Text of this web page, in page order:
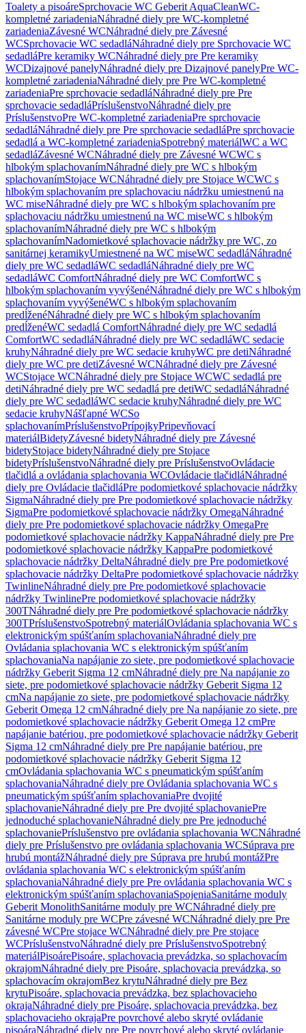
Toalety a pisoáreSprchovacie WC Geberit AquaCleanWC-
kompletné zariadeniaNáhradné diely pre WC-kompletné
zariadeniaZávesné WCNáhradné diely pre Závesné
WCSprchovacie WC sedadláNáhradné diely pre Sprchovacie WC
sedadláPre keramiky WCNáhradné diely pre Pre keramiky
WCDizajnové panelyNáhradné diely pre Dizajnové panelyPre WC-
kompletné zariadeniaNáhradné diely pre Pre WC-kompletné
zariadeniaPre sprchovacie sedadláNáhradné diely pre Pre
sprchovacie sedadláPríslušenstvoNáhradné diely pre
PríslušenstvoPre WC-kompletné zariadeniaPre sprchovacie
sedadláNáhradné diely pre Pre sprchovacie sedadláPre sprchovacie
sedadlá a WC-kompletné zariadeniaSpotrebný materiálWC a WC
sedadláZávesné WCNáhradné diely pre Závesné WCWC s
hlbokým splachovanímNáhradné diely pre WC s hlbokým
splachovanímStojace WCNáhradné diely pre Stojace WCWC s
hlbokým splachovaním pre splachovaciu nádržku umiestnenú na
WC miseNáhradné diely pre WC s hlbokým splachovaním pre
splachovaciu nádržku umiestnenú na WC miseWC s hlbokým
splachovanímNáhradné diely pre WC s hlbokým
splachovanímNadomietkové splachovacie nádržky pre WC, zo
sanitárnej keramikyUmiestnené na WC miseWC sedadláNáhradné
diely pre WC sedadláWC sedadláNáhradné diely pre WC
sedadláWC ComfortNáhradné diely pre WC ComfortWC s
hlbokým splachovaním vyvýšenéNáhradné diely pre WC s hlbokým
splachovaním vyvýšenéWC s hlbokým splachovaním
predĺženéNáhradné diely pre WC s hlbokým splachovaním
predĺženéWC sedadlá ComfortNáhradné diely pre WC sedadlá
ComfortWC sedadláNáhradné diely pre WC sedadláWC sedacie
kruhyNáhradné diely pre WC sedacie kruhyWC pre detiNáhradné
diely pre WC pre detiZávesné WCNáhradné diely pre Závesné
WCStojace WCNáhradné diely pre Stojace WCWC sedadlá pre
detiNáhradné diely pre WC sedadlá pre detiWC sedadláNáhradné
diely pre WC sedadláWC sedacie kruhyNáhradné diely pre WC
sedacie kruhyNášľapné WCSo
splachovanímPríslušenstvoPrípojkyPripevňovací
materiálBidetyZávesné bidetyNáhradné diely pre Závesné
bidetyStojace bidetyNáhradné diely pre Stojace
bidetyPríslušenstvoNáhradné diely pre PríslušenstvoOvládacie
tlačidlá a ovládania splachovania WCOvládacie tlačidláNáhradné
diely pre Ovládacie tlačidláPre podomietkové splachovacie nádržky
SigmaNáhradné diely pre Pre podomietkové splachovacie nádržky
SigmaPre podomietkové splachovacie nádržky OmegaNáhradné
diely pre Pre podomietkové splachovacie nádržky OmegaPre
podomietkové splachovacie nádržky KappaNáhradné diely pre Pre
podomietkové splachovacie nádržky KappaPre podomietkové
splachovacie nádržky DeltaNáhradné diely pre Pre podomietkové
splachovacie nádržky DeltaPre podomietkové splachovacie nádržky
TwinlineNáhradné diely pre Pre podomietkové splachovacie
nádržky TwinlinePre podomietkové splachovacie nádržky
300TNáhradné diely pre Pre podomietkové splachovacie nádržky
300TPríslušenstvoSpotrebný materiálOvládania splachovania WC s
elektronickým spúšťaním splachovaniaNáhradné diely pre
Ovládania splachovania WC s elektronickým spúšťaním
splachovaniaNa napájanie zo siete, pre podomietkové splachovacie
nádržky Geberit Sigma 12 cmNáhradné diely pre Na napájanie zo
siete, pre podomietkové splachovacie nádržky Geberit Sigma 12
cmNa napájanie zo siete, pre podomietkové splachovacie nádržky
Geberit Omega 12 cmNáhradné diely pre Na napájanie zo siete, pre
podomietkové splachovacie nádržky Geberit Omega 12 cmPre
napájanie batériou, pre podomietkové splachovacie nádržky Geberit
Sigma 12 cmNáhradné diely pre Pre napájanie batériou, pre
podomietkové splachovacie nádržky Geberit Sigma 12
cmOvládania splachovania WC s pneumatickým spúšťaním
splachovaniaNáhradné diely pre Ovládania splachovania WC s
pneumatickým spúšťaním splachovaniaPre dvojité
splachovanieNáhradné diely pre Pre dvojité splachovaniePre
jednoduché splachovanieNáhradné diely pre Pre jednoduché
splachovaniePríslušenstvo pre ovládania splachovania WCNáhradné
diely pre Príslušenstvo pre ovládania splachovania WCSúprava pre
hrubú montážNáhradné diely pre Súprava pre hrubú montážPre
ovládania splachovania WC s elektronickým spúšťaním
splachovaniaNáhradné diely pre Pre ovládania splachovania WC s
elektronickým spúšťaním splachovaniaSpojeniaSanitárne moduly
Geberit MonolithSanitárne moduly pre WCNáhradné diely pre
Sanitárne moduly pre WCPre závesné WCNáhradné diely pre Pre
závesné WCPre stojace WCNáhradné diely pre Pre stojace
WCPríslušenstvoNáhradné diely pre PríslušenstvoSpotrebný
materiálPisoárePisoáre, splachovacia prevádzka, so splachovacím
okrajomNáhradné diely pre Pisoáre, splachovacia prevádzka, so
splachovacím okrajomBez krytuNáhradné diely pre Bez
krytuPisoáre, splachovacia prevádzka, bez splachovacieho
okrajaNáhradné diely pre Pisoáre, splachovacia prevádzka, bez
splachovacieho okrajaPre povrchové alebo skryté ovládanie
pisoáraNáhradné diely pre Pre povrchové alebo skryté ovládanie